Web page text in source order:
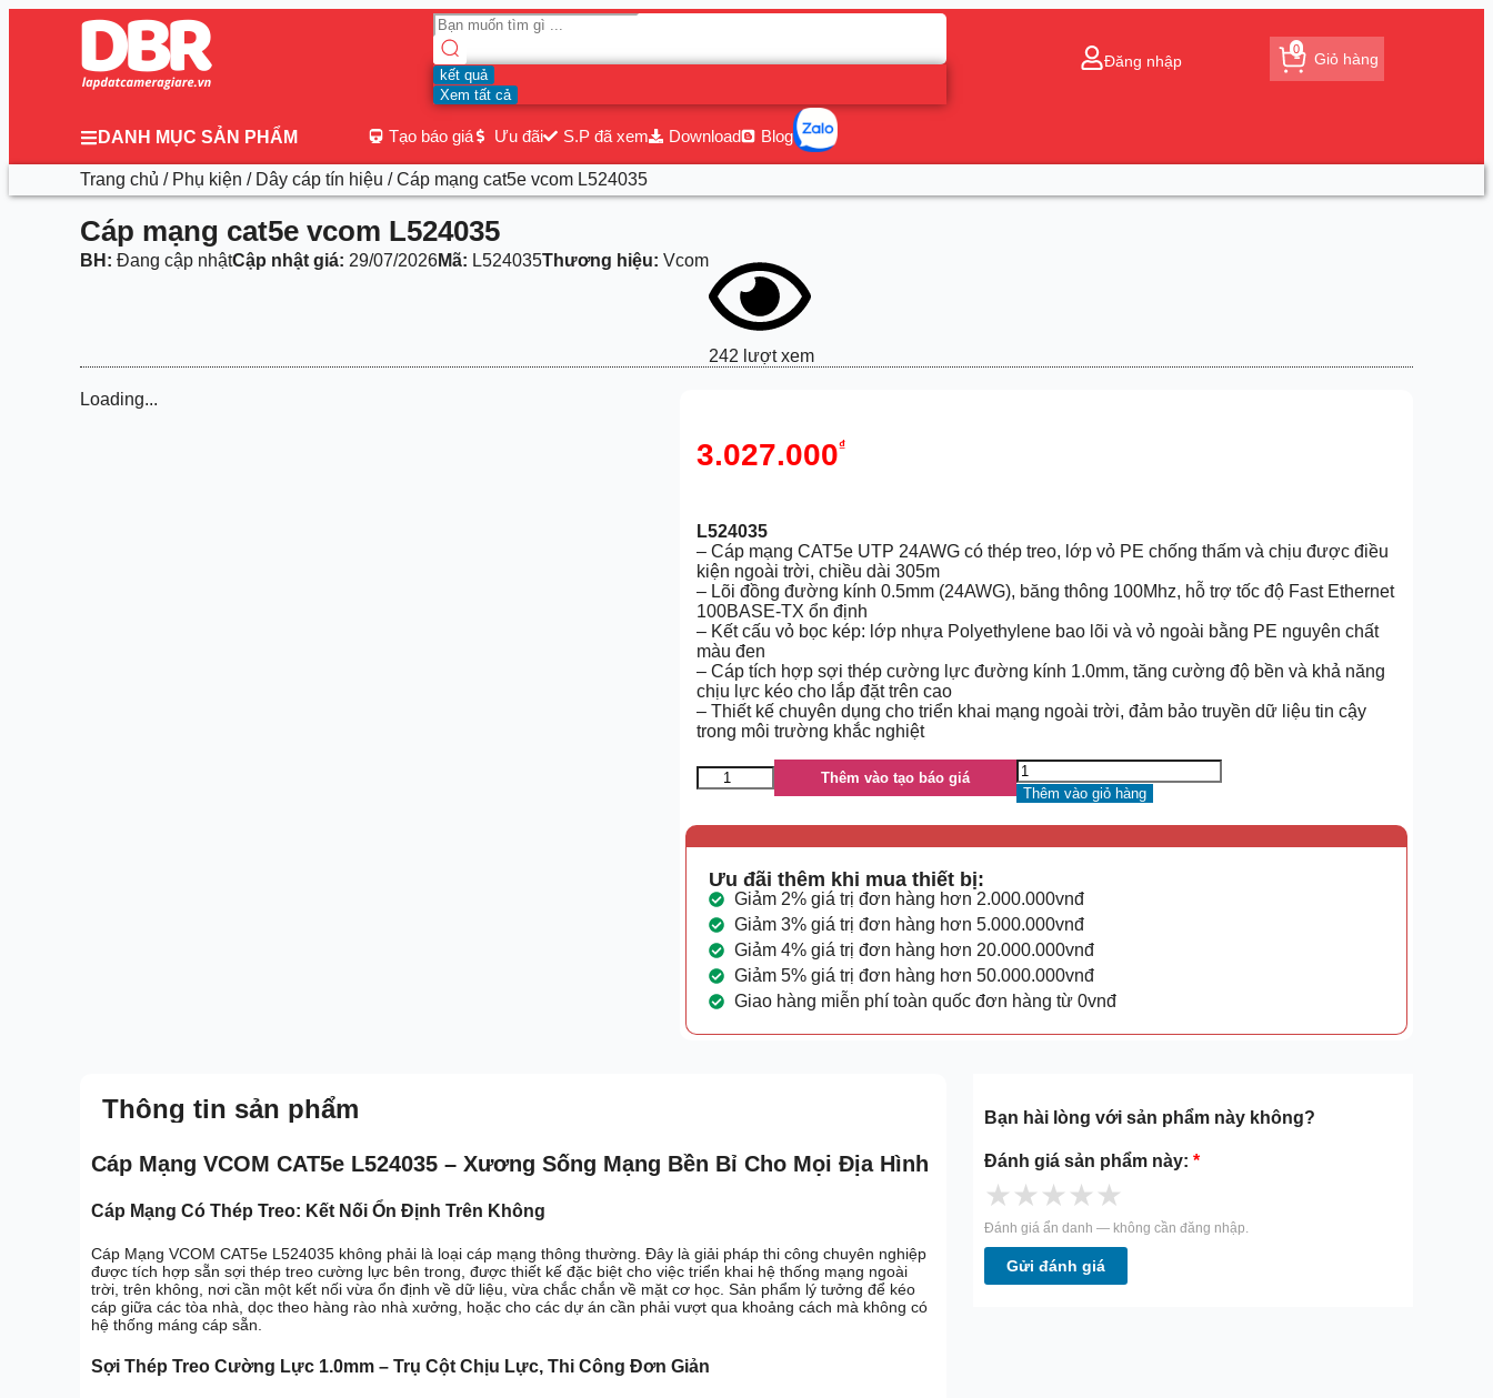
kết quả
Xem tất cả
Đăng nhập Giỏ hàng
0
DANH MỤC SẢN PHẨM Tạo báo giá Ưu đãi S.P đã xem Download Blog
Trang chủ / Phụ kiện / Dây cáp tín hiệu / Cáp mạng cat5e vcom L524035
Cáp mạng cat5e vcom L524035
BH: Đang cập nhậtCập nhật giá: 29/07/2026Mã: L524035Thương hiệu: Vcom
242 lượt xem
Loading...
3.027.000₫
L524035
– Cáp mạng CAT5e UTP 24AWG có thép treo, lớp vỏ PE chống thấm và chịu được điều
kiện ngoài trời, chiều dài 305m
– Lõi đồng đường kính 0.5mm (24AWG), băng thông 100Mhz, hỗ trợ tốc độ Fast Ethernet
100BASE-TX ổn định
– Kết cấu vỏ bọc kép: lớp nhựa Polyethylene bao lõi và vỏ ngoài bằng PE nguyên chất
màu đen
– Cáp tích hợp sợi thép cường lực đường kính 1.0mm, tăng cường độ bền và khả năng
chịu lực kéo cho lắp đặt trên cao
– Thiết kế chuyên dụng cho triển khai mạng ngoài trời, đảm bảo truyền dữ liệu tin cậy
trong môi trường khắc nghiệt
Thêm vào tạo báo giá
Thêm vào giỏ hàng
Ưu đãi thêm khi mua thiết bị:
Giảm 2% giá trị đơn hàng hơn 2.000.000vnđ
Giảm 3% giá trị đơn hàng hơn 5.000.000vnđ
Giảm 4% giá trị đơn hàng hơn 20.000.000vnđ
Giảm 5% giá trị đơn hàng hơn 50.000.000vnđ
Giao hàng miễn phí toàn quốc đơn hàng từ 0vnđ
Thông tin sản phẩm
Cáp Mạng VCOM CAT5e L524035 – Xương Sống Mạng Bền Bỉ Cho Mọi Địa Hình
Cáp Mạng Có Thép Treo: Kết Nối Ổn Định Trên Không
Cáp Mạng VCOM CAT5e L524035 không phải là loại cáp mạng thông thường. Đây là giải pháp thi công chuyên nghiệp
được tích hợp sẵn sợi thép treo cường lực bên trong, được thiết kế đặc biệt cho việc triển khai hệ thống mạng ngoài
trời, trên không, nơi cần một kết nối vừa ổn định về dữ liệu, vừa chắc chắn về mặt cơ học. Sản phẩm lý tưởng để kéo
cáp giữa các tòa nhà, dọc theo hàng rào nhà xưởng, hoặc cho các dự án cần phải vượt qua khoảng cách mà không có
hệ thống máng cáp sẵn.
Sợi Thép Treo Cường Lực 1.0mm – Trụ Cột Chịu Lực, Thi Công Đơn Giản
Bạn hài lòng với sản phẩm này không?
Đánh giá sản phẩm này: *
★★★★★
Đánh giá ẩn danh — không cần đăng nhập.
Gửi đánh giá